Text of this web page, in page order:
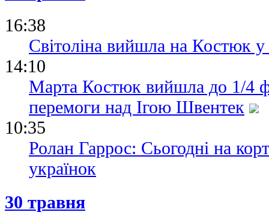
16:38
Світоліна вийшла на Костюк
14:10
Марта Костюк вийшла до 1/4
перемоги над Ігою Швентек
10:35
Ролан Гаррос: Сьогодні на
українок
30 травня